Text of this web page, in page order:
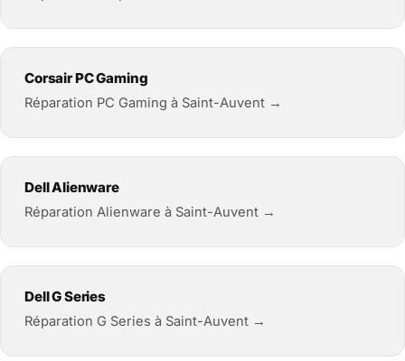
Corsair PC Gaming
Réparation PC Gaming à Saint-Auvent →
Dell Alienware
Réparation Alienware à Saint-Auvent →
Dell G Series
Réparation G Series à Saint-Auvent →